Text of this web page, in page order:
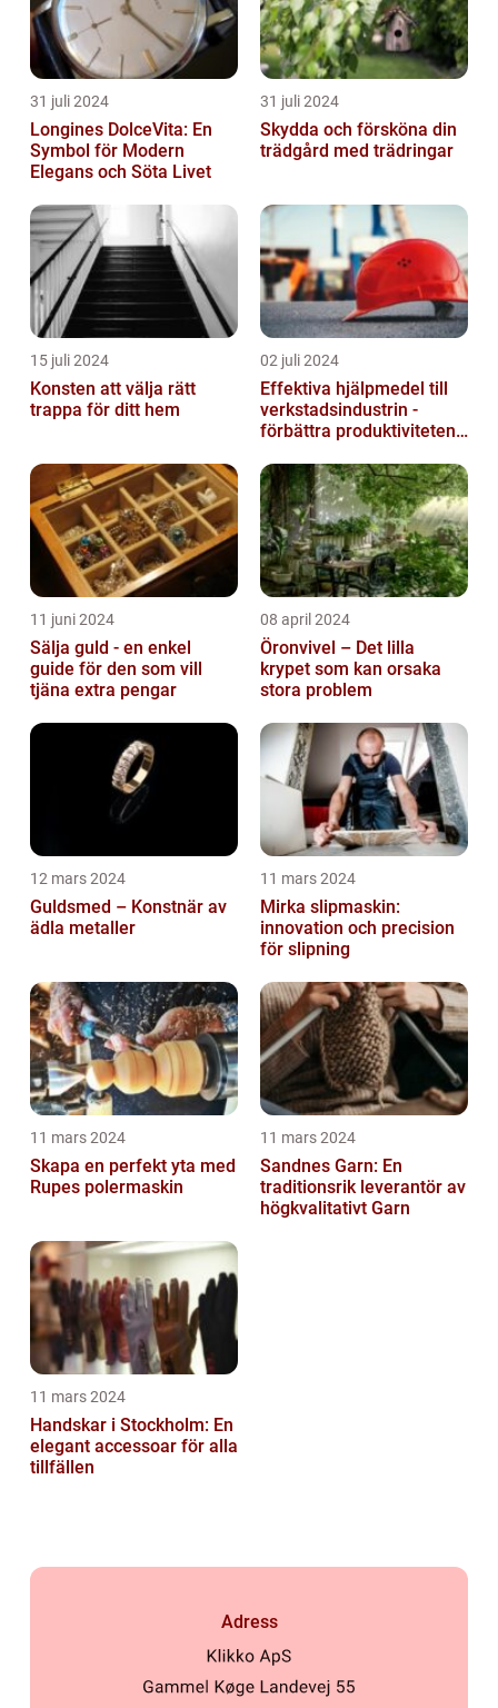
31 juli 2024
Longines DolceVita: En
Symbol för Modern
Elegans och Söta Livet
31 juli 2024
Skydda och försköna din
trädgård med trädringar
15 juli 2024
Konsten att välja rätt
trappa för ditt hem
02 juli 2024
Effektiva hjälpmedel till
verkstadsindustrin -
förbättra produktiviteten
11 juni 2024
Sälja guld - en enkel
guide för den som vill
tjäna extra pengar
08 april 2024
Öronvivel – Det lilla
krypet som kan orsaka
stora problem
12 mars 2024
Guldsmed – Konstnär av
ädla metaller
11 mars 2024
Mirka slipmaskin:
innovation och precision
för slipning
11 mars 2024
Skapa en perfekt yta med
Rupes polermaskin
11 mars 2024
Sandnes Garn: En
traditionsrik leverantör av
högkvalitativt Garn
11 mars 2024
Handskar i Stockholm: En
elegant accessoar för alla
tillfällen
Adress